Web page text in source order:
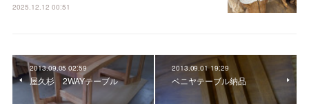
2025.12.12 00:51
2013.09.05 02:59
屋久杉 2WAYテーブル
2013.09.01 19:29
ベニヤテーブル納品